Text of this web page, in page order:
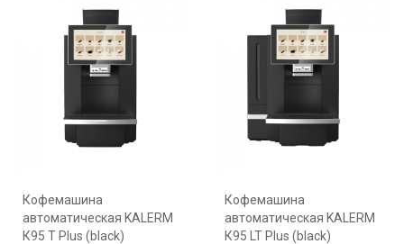
Кофемашина
автоматическая KALERM
К95 T Plus (black)
Кофемашина
автоматическая KALERM
К95 LT Plus (black)